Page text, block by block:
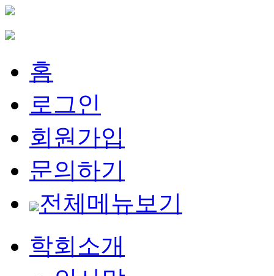
홈
로그인
회원가입
문의하기
전체메뉴보기
학회소개